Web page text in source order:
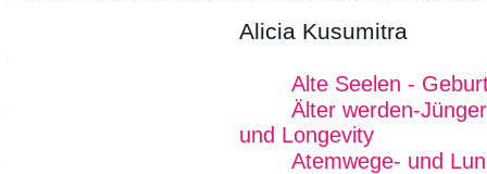
Alicia Kusumitra
Alte Seelen -
Älter werden-
und Longevity
Atemwege- und